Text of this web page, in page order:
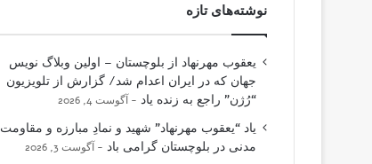
نوشته‌های تازه
یعقوب مهرنهاد از بلوچستان – اولین وبلاگ نویس
جهان که در ایران اعدام شد/ گزارش از تلویزیون
“رُژن” راجع به زنده یاد
آگوست 4, 2026
یاد “یعقوب مهرنهاد” شهید و نمادِ مبارزه و مقاومت
مدنی در بلوچستان گرامی باد
آگوست 3, 2026